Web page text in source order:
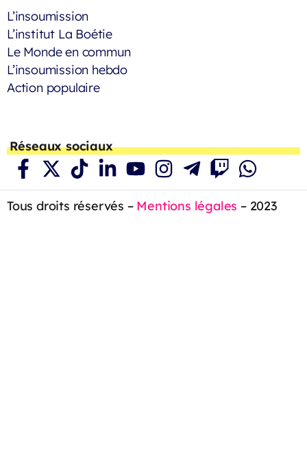
L’insoumission
L’institut La Boétie
Le Monde en commun
L’insoumission hebdo
Action populaire
Réseaux sociaux
Tous droits réservés – Mentions légales – 2023